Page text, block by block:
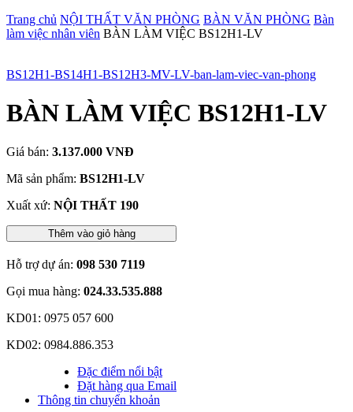
Trang chủ NỘI THẤT VĂN PHÒNG BÀN VĂN PHÒNG Bàn
làm việc nhân viên BÀN LÀM VIỆC BS12H1-LV
BS12H1-BS14H1-BS12H3-MV-LV-ban-lam-viec-van-phong
BÀN LÀM VIỆC BS12H1-LV
Giá bán: 3.137.000 VNĐ
Mã sản phẩm: BS12H1-LV
Xuất xứ: NỘI THẤT 190
Thêm vào giỏ hàng
Hỗ trợ dự án: 098 530 7119
Gọi mua hàng: 024.33.535.888
KD01: 0975 057 600
KD02: 0984.886.353
Đặc điểm nổi bật
Đặt hàng qua Email
Thông tin chuyển khoản